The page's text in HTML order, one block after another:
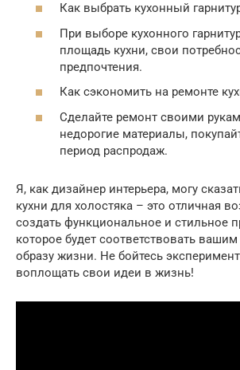
Как выбрать кухонный
При выборе кухонного
площадь кухни, свои
предпочтения.
Как сэкономить на ремонте
Сделайте ремонт своими
недорогие материалы,
период распродаж.
Я, как дизайнер интерьера, могу
кухни для холостяка – это отличная
создать функциональное и стильное
которое будет соответствовать
образу жизни. Не бойтесь
воплощать свои идеи в жизнь!